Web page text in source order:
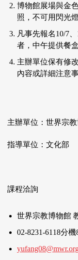
博物館展場與金
照，不可用閃光燈
凡事先報名10/7
者，中午提供餐盒
主辦單位保有修
內容或詳細注意
主辦單位：世界宗
指導單位：文化部
課程洽詢
世界宗教博物館
02-8231-6118分機